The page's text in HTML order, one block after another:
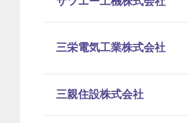
三栄電気工業株式会社
三親住設株式会社